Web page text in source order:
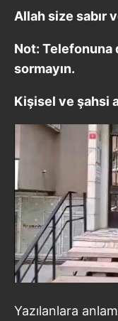
almak için lütfen
Allah size sabır
Not: Telefonuna
sormayın.
Kişisel ve şahsi
Yazılanlara